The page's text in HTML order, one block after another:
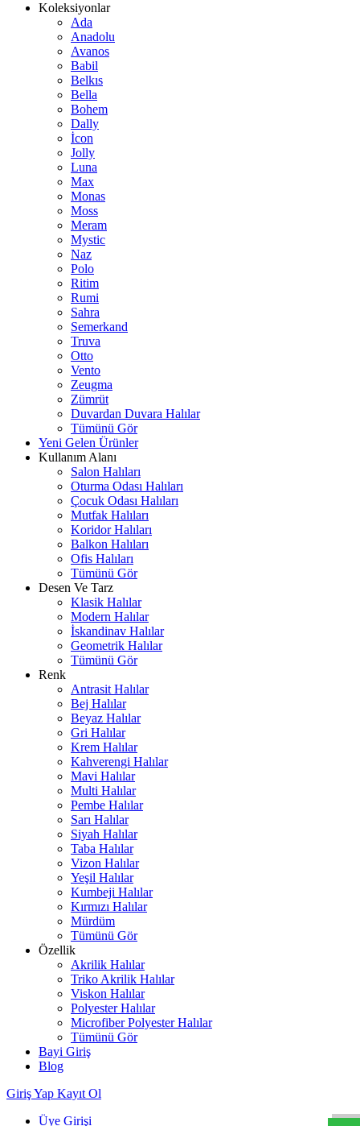
Koleksiyonlar
Ada
Anadolu
Avanos
Babil
Belkıs
Bella
Bohem
Dally
İcon
Jolly
Luna
Max
Monas
Moss
Meram
Mystic
Naz
Polo
Ritim
Rumi
Sahra
Semerkand
Truva
Otto
Vento
Zeugma
Zümrüt
Duvardan Duvara Halılar
Tümünü Gör
Yeni Gelen Ürünler
Kullanım Alanı
Salon Halıları
Oturma Odası Halıları
Çocuk Odası Halıları
Mutfak Halıları
Koridor Halıları
Balkon Halıları
Ofis Halıları
Tümünü Gör
Desen Ve Tarz
Klasik Halılar
Modern Halılar
İskandinav Halılar
Geometrik Halılar
Tümünü Gör
Renk
Antrasit Halılar
Bej Halılar
Beyaz Halılar
Gri Halılar
Krem Halılar
Kahverengi Halılar
Mavi Halılar
Multi Halılar
Pembe Halılar
Sarı Halılar
Siyah Halılar
Taba Halılar
Vizon Halılar
Yeşil Halılar
Kumbeji Halılar
Kırmızı Halılar
Mürdüm
Tümünü Gör
Özellik
Akrilik Halılar
Triko Akrilik Halılar
Viskon Halılar
Polyester Halılar
Microfiber Polyester Halılar
Tümünü Gör
Bayi Giriş
Blog
Giriş Yap Kayıt Ol
Üye Girişi